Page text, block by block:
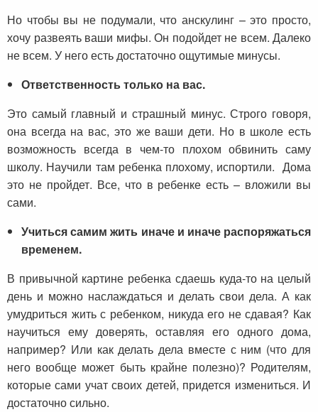
Но чтобы вы не подумали, что анскулинг – это просто,
хочу развеять ваши мифы. Он подойдет не всем. Далеко
не всем. У него есть достаточно ощутимые минусы.
Ответственность только на вас.
Это самый главный и страшный минус. Строго говоря,
она всегда на вас, это же ваши дети. Но в школе есть
возможность всегда в чем-то плохом обвинить саму
школу. Научили там ребенка плохому, испортили. Дома
это не пройдет. Все, что в ребенке есть – вложили вы
сами.
Учиться самим жить иначе и иначе распоряжаться
временем.
В привычной картине ребенка сдаешь куда-то на целый
день и можно наслаждаться и делать свои дела. А как
умудриться жить с ребенком, никуда его не сдавая? Как
научиться ему доверять, оставляя его одного дома,
например? Или как делать дела вместе с ним (что для
него вообще может быть крайне полезно)? Родителям,
которые сами учат своих детей, придется измениться. И
достаточно сильно.